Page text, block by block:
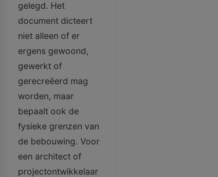
gelegd. Het
document dicteert
niet alleen of er
ergens gewoond,
gewerkt of
gerecreëerd mag
worden, maar
bepaalt ook de
fysieke grenzen van
de bebouwing. Voor
een architect of
projectontwikkelaar